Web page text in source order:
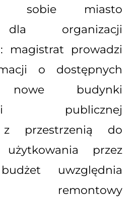
sobie miasto
organizacji
magistrat prowadzi
o dostępnych
nowe budynki
publicznej
z przestrzenią do
użytkowania przez
uwzględnia
remontowy